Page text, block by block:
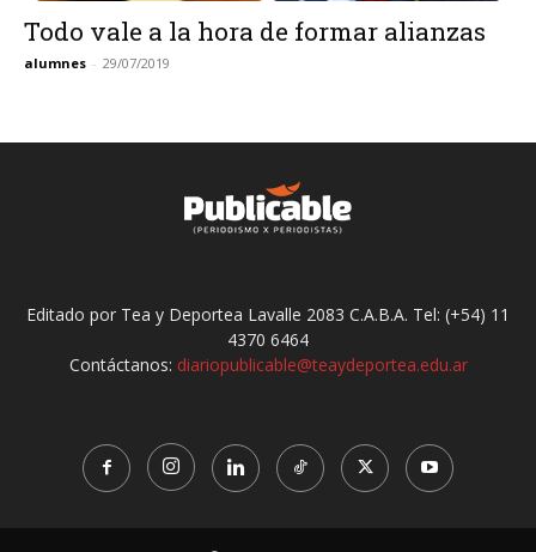
Todo vale a la hora de formar alianzas
alumnes - 29/07/2019
Editado por Tea y Deportea Lavalle 2083 C.A.B.A. Tel: (+54) 11
4370 6464
Contáctanos: diariopublicable@teaydeportea.edu.ar